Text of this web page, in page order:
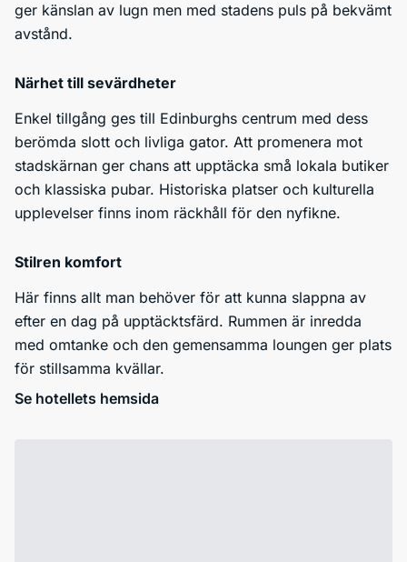
ger känslan av lugn men med stadens puls på bekvämt
avstånd.
Närhet till sevärdheter
Enkel tillgång ges till Edinburghs centrum med dess
berömda slott och livliga gator. Att promenera mot
stadskärnan ger chans att upptäcka små lokala butiker
och klassiska pubar. Historiska platser och kulturella
upplevelser finns inom räckhåll för den nyfikne.
Stilren komfort
Här finns allt man behöver för att kunna slappna av
efter en dag på upptäcktsfärd. Rummen är inredda
med omtanke och den gemensamma loungen ger plats
för stillsamma kvällar.
Se hotellets hemsida